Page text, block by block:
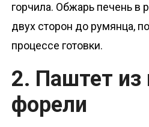
горчила. Обжарь печень в
двух сторон до румянца,
процессе готовки.
2. Паштет из
форели